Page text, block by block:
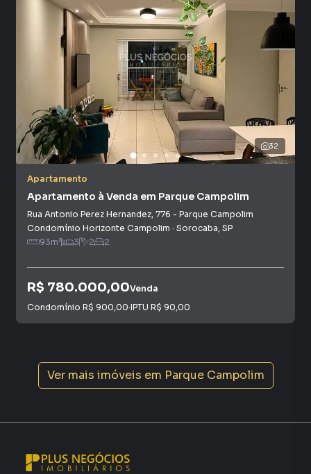
Negocie seu imóvel de forma totalmente online, com
segurança e tranquilidade. Na Plus Negócios Imobiliários
você consegue comprar ou alugar um imóvel em Sorocaba
mesmo não estando na cidade e com a praticidade de
fazer tudo online, direto do seu computador ou
smartphone. Nós criamos soluções inovadoras para
simplificar a relação de proprietários, inquilinos e
compradores com o mercado imobiliário.
Anuncie seu imóvel! É fácil, rápido e gratuito! A Plus
Negócios Imobiliários é uma imobiliária digital com
imóveis em diversas cidades do Brasil, incluindo Sorocaba.
Na Plus Negócios Imobiliários você consegue vender ou
alugar seu imóvel muito mais rápido do que em imobiliárias
porque temos uma equipe de marketing digital focada em
produzir campanhas específicas para Sorocaba, o que
aumenta muito o número de contatos interessados e
time de programadores, corretores treinados e uma
central de atendimento preparada para atender
32
Apartamento
Apartamento à Venda em Parque Campolim
Rua Antonio Perez Hernandez, 776 - Parque Campolim
Condomínio Horizonte Campolim · Sorocaba, SP
93m² 3 2 2
R$ 780.000,00Venda
Condomínio R$ 900,00·IPTU R$ 90,00
Ver mais imóveis em Parque Campolim